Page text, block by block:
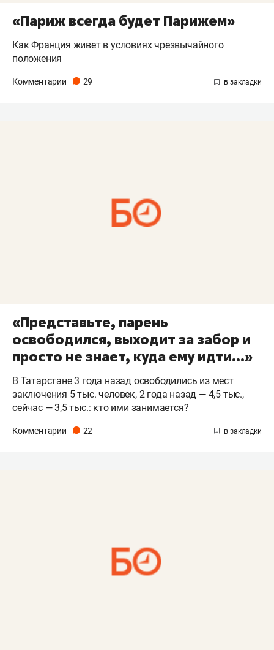
«Париж всегда будет Парижем»
Как Франция живет в условиях чрезвычайного
положения
Комментарии 29
«Представьте, парень
освободился, выходит за забор и
просто не знает, куда ему идти...»
В Татарстане 3 года назад освободились из мест
заключения 5 тыс. человек, 2 года назад — 4,5 тыс.,
сейчас — 3,5 тыс.: кто ими занимается?
Комментарии 22